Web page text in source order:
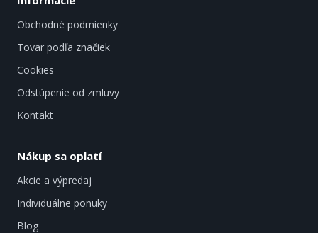
Obchodné podmienky
Tovar podľa značiek
Cookies
Odstúpenie od zmluvy
Kontakt
Nákup sa oplatí
Akcie a výpredaj
Individuálne ponuky
Blog